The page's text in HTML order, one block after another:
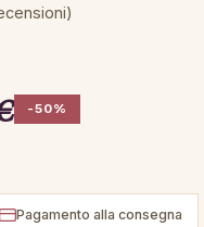
-50%
Pagamento alla consegna